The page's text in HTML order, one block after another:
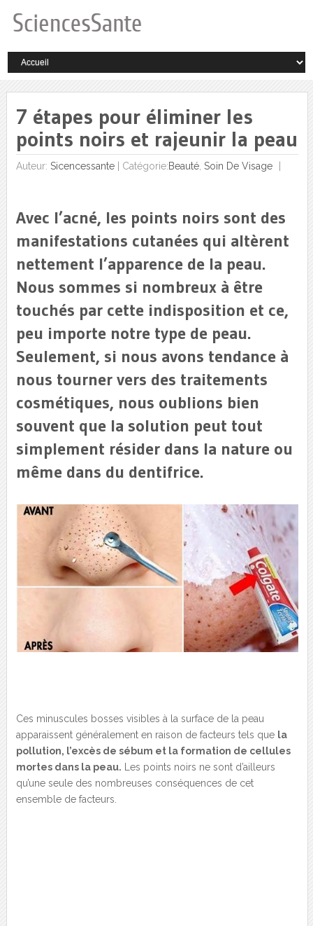
7 étapes pour éliminer les
points noirs et rajeunir la peau
Auteur: Sicencessante| Catégorie:Beauté, Soin De Visage
Avec l’acné, les points noirs sont des
manifestations cutanées qui altèrent
nettement l’apparence de la peau.
Nous sommes si nombreux à être
touchés par cette indisposition et ce,
peu importe notre type de peau.
Seulement, si nous avons tendance à
nous tourner vers des traitements
cosmétiques, nous oublions bien
souvent que la solution peut tout
simplement résider dans la nature ou
même dans du dentifrice.
Ces minuscules bosses visibles à la surface de la peau
apparaissent généralement en raison de facteurs tels que la
pollution, l’excès de sébum et la formation de cellules
mortes dans la peau. Les points noirs ne sont d’ailleurs
qu’une seule des nombreuses conséquences de cet
ensemble de facteurs.